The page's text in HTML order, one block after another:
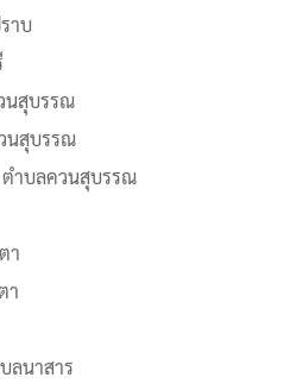
าบ
นสุบรรณ
นสุบรรณ
ตำบลควนสุบรรณ
า
า
ลนาสาร